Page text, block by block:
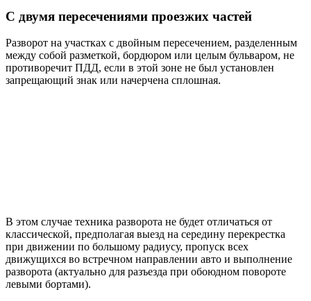
С двумя пересечениями проезжих частей
Разворот на участках с двойным пересечением, разделенным
между собой разметкой, бордюром или целым бульваром, не
противоречит ПДД, если в этой зоне не был установлен
запрещающий знак или начерчена сплошная.
В этом случае техника разворота не будет отличаться от
классической, предполагая выезд на середину перекрестка
при движении по большому радиусу, пропуск всех
движущихся во встречном направлении авто и выполнение
разворота (актуально для разъезда при обоюдном повороте
левыми бортами).